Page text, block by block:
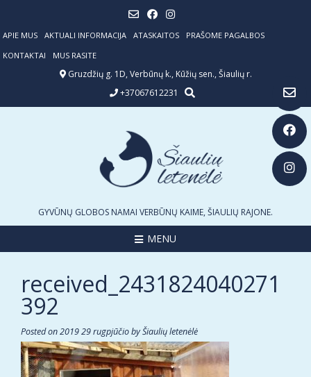
content
APIE MUS AKTUALI INFORMACIJA ATASKAITOS
PRAŠOME PAGALBOS
KONTAKTAI
MUS RASITE
Gruzdžių g. 1D, Verbūnų k., Kūžių sen., Šiaulių r.
+37067612231
GYVŪNŲ GLOBOS NAMAI VERBŪNŲ KAIME, ŠIAULIŲ RAJONE.
MENU
received_2431824040271
392
Posted on2019 29 rugpjūčiobyŠiaulių letenėlė